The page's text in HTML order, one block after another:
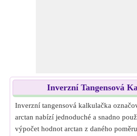
Inverzní Tangensová
Inverzní tangensová kalkulačka
arctan nabízí jednoduché a snadno
výpočet hodnot arctan z daného